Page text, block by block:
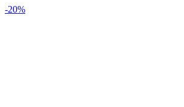
-20%